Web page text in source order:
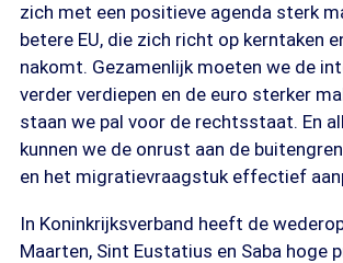
zich met een positieve agenda sterk
betere EU, die zich richt op kerntaken
nakomt. Gezamenlijk moeten we de
verder verdiepen en de euro sterker
staan we pal voor de rechtsstaat. En
kunnen we de onrust aan de
en het migratievraagstuk effectief
In Koninkrijksverband heeft de
Maarten, Sint Eustatius en Saba hoge